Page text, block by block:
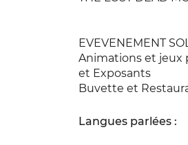
EVEVENEMENT
Animations et jeux
et Exposants
Buvette et
Langues parlées :